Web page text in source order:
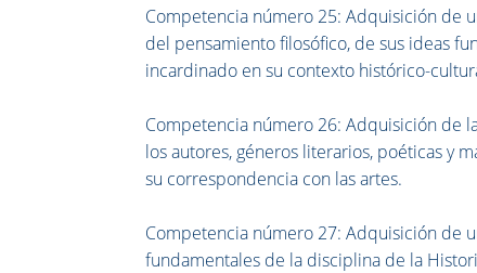
Competencia número 25: Adquisición de
del pensamiento filosófico, de sus ideas
incardinado en su contexto histórico-
Competencia número 26: Adquisición de
los autores, géneros literarios, poéticas y
su correspondencia con las artes.
Competencia número 27: Adquisición de
fundamentales de la disciplina de la